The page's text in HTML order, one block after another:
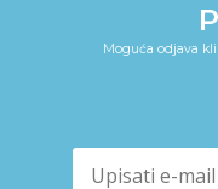
Moguća odjava